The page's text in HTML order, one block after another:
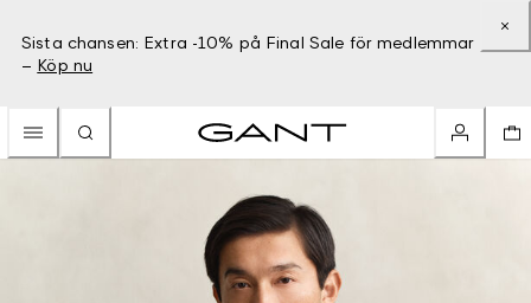
Sista chansen: Extra -10% på Final Sale för medlemmar
– Köp nu